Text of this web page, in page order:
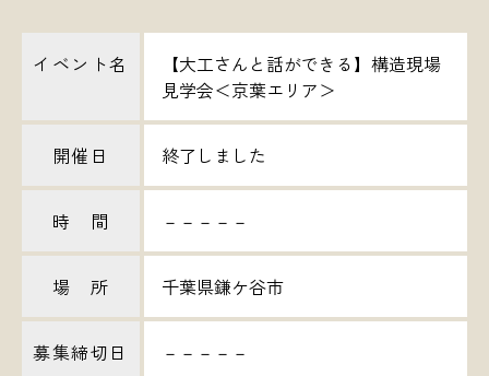
イベント名
【大工さんと話ができる】構造現場
見学会＜京葉エリア＞
開催日 終了しました
時 間 －－－－－
場 所 千葉県鎌ケ谷市
募集締切日 －－－－－